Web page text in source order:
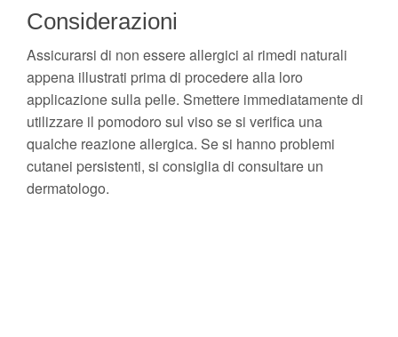
Considerazioni
Assicurarsi di non essere allergici ai rimedi naturali
appena illustrati prima di procedere alla loro
applicazione sulla pelle. Smettere immediatamente di
utilizzare il pomodoro sul viso se si verifica una
qualche reazione allergica. Se si hanno problemi
cutanei persistenti, si consiglia di consultare un
dermatologo.